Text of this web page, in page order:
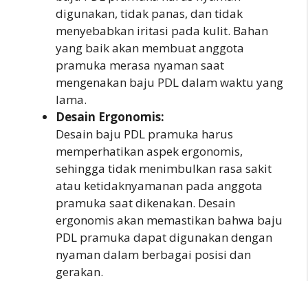
digunakan, tidak panas, dan tidak
menyebabkan iritasi pada kulit. Bahan
yang baik akan membuat anggota
pramuka merasa nyaman saat
mengenakan baju PDL dalam waktu yang
lama.
Desain Ergonomis:
Desain baju PDL pramuka harus
memperhatikan aspek ergonomis,
sehingga tidak menimbulkan rasa sakit
atau ketidaknyamanan pada anggota
pramuka saat dikenakan. Desain
ergonomis akan memastikan bahwa baju
PDL pramuka dapat digunakan dengan
nyaman dalam berbagai posisi dan
gerakan.